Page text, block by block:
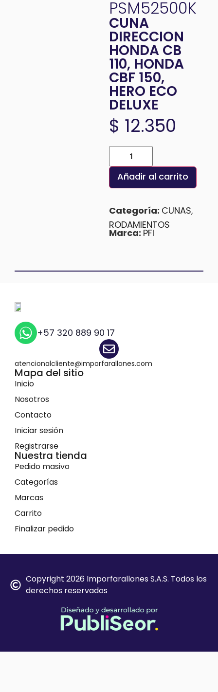
PSM52500K
CUNA
DIRECCION
HONDA CB
110, HONDA
CBF 150,
HERO ECO
DELUXE
$ 12.350
Añadir al carrito
Categoría: CUNAS,
RODAMIENTOS
Marca: PFI
+57 320 889 90 17
atencionalcliente@imporfarallones.com
Mapa del sitio
Inicio
Nosotros
Contacto
Iniciar sesión
Registrarse
Nuestra tienda
Pedido masivo
Categorías
Marcas
Carrito
Finalizar pedido
Copyright 2026 Imporfarallones S.A.S. Todos los
derechos reservados